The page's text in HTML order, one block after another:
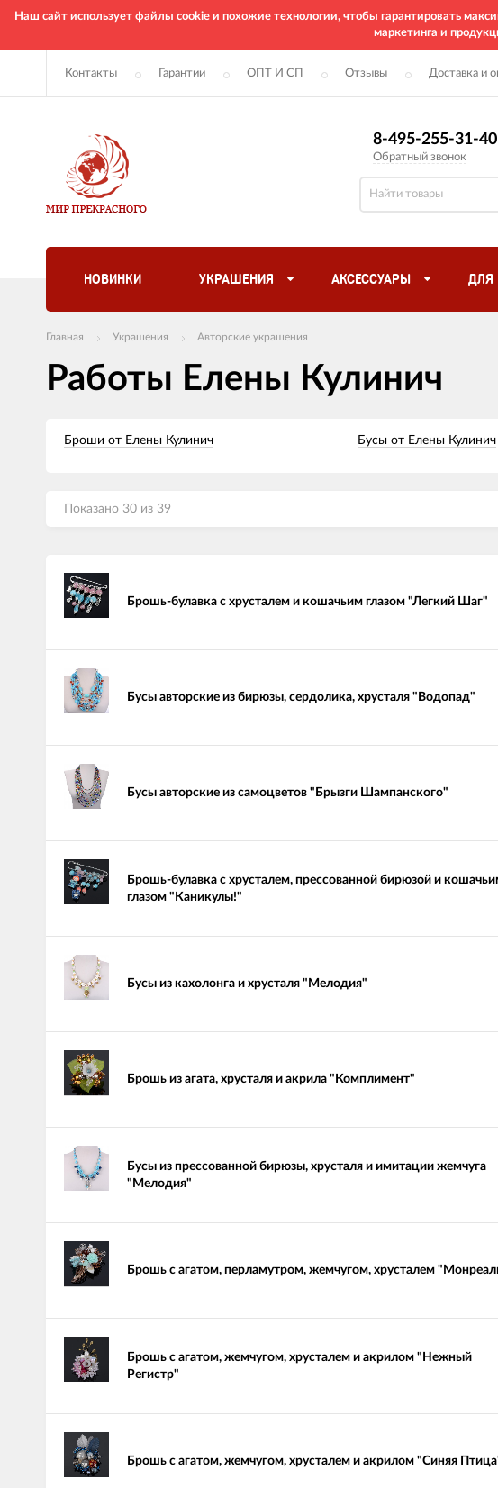
Наш сайт использует файлы cookie и похожие технологии, чтобы гарантировать
маркетинга и
Контакты Гарантии ОПТ И СП Отзывы Доставка и
8-495-255-31-40
Обратный звонок
НОВИНКИ УКРАШЕНИЯ АКСЕССУАРЫ ДЛЯ
Главная Украшения Авторские украшения
Работы Елены Кулинич
Броши от Елены Кулинич Бусы от Елены Кулинич
Показано 30 из 39
Брошь-булавка с хрусталем и кошачьим глазом "Легкий Шаг"
Бусы авторские из бирюзы, сердолика, хрусталя "Водопад"
Бусы авторские из самоцветов "Брызги Шампанского"
Брошь-булавка с хрусталем, прессованной бирюзой и
глазом "Каникулы!"
Бусы из кахолонга и хрусталя "Мелодия"
Брошь из агата, хрусталя и акрила "Комплимент"
Бусы из прессованной бирюзы, хрусталя и имитации жемчуга
"Мелодия"
Брошь с агатом, перламутром, жемчугом, хрусталем
Брошь с агатом, жемчугом, хрусталем и акрилом "Нежный
Регистр"
Брошь с агатом, жемчугом, хрусталем и акрилом "Синяя